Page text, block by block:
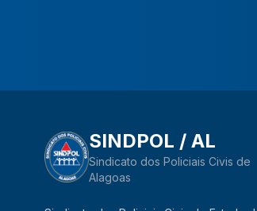
SINDPOL / AL
Sindicato dos Policiais Civis de
Alagoas